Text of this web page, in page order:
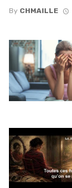
By CHMAILLE